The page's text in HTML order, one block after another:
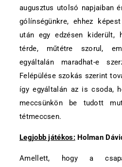
augusztus utolsó napjaiban
gólínségünkre, ehhez
után egy edzésen kiderült,
térde, műtétre szorul,
egyáltalán maradhat-e
Felépülése szokás szerint
így egyáltalán az is csoda,
meccsünkön be tudott
tétmeccsen.
Legjobb játékos:Holman
Amellett, hogy a